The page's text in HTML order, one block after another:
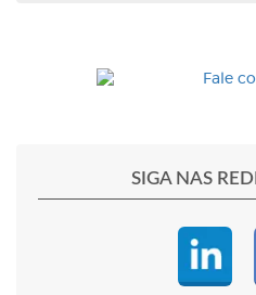
SIGA NAS